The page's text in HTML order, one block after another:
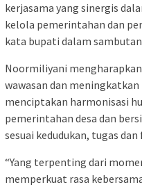
kerjasama yang sinergis
kelola pemerintahan dan
kata bupati dalam
Noormiliyani
wawasan dan
menciptakan harmonisasi
pemerintahan desa dan
sesuai kedudukan, tugas
“Yang terpenting dari
memperkuat rasa